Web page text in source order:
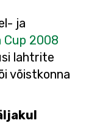
ja
Cup 2008
lahtrite
võistkonna